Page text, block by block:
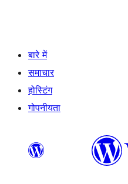
बारे में
समाचार
होस्टिंग
गोपनीयता